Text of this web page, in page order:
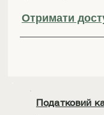
Отримати
Податковий